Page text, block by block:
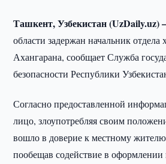
Ташкент, Узбекистан
области задержан начальник отдела
Ахангарана, сообщает Служба
безопасности Республики
Согласно предоставленной
лицо, злоупотребляя своим
вошло в доверие к местному
пообещав содействие в оформлении